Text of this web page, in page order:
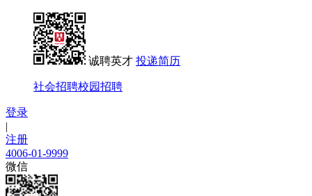
诚聘英才 投递简历
社会招聘校园招聘
登录
|
注册
4006-01-9999
微信